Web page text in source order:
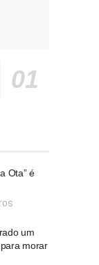
Ota” é
um
morar